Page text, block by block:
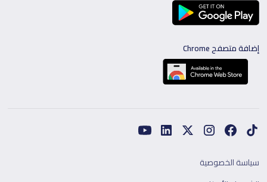
إضافة متصفح Chrome
سياسة الخصوصية